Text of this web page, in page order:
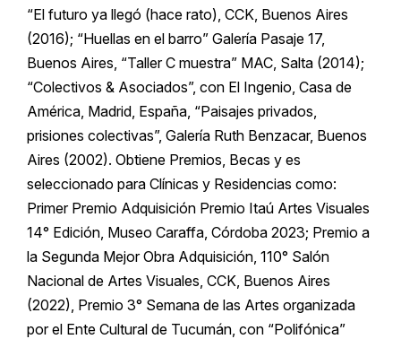
“El futuro ya llegó (hace rato), CCK, Buenos Aires
(2016); “Huellas en el barro” Galería Pasaje 17,
Buenos Aires, “Taller C muestra” MAC, Salta (2014);
“Colectivos & Asociados”, con El Ingenio, Casa de
América, Madrid, España, “Paisajes privados,
prisiones colectivas”, Galería Ruth Benzacar, Buenos
Aires (2002). Obtiene Premios, Becas y es
seleccionado para Clínicas y Residencias como:
Primer Premio Adquisición Premio Itaú Artes Visuales
14° Edición, Museo Caraffa, Córdoba 2023; Premio a
la Segunda Mejor Obra Adquisición, 110° Salón
Nacional de Artes Visuales, CCK, Buenos Aires
(2022), Premio 3° Semana de las Artes organizada
por el Ente Cultural de Tucumán, con “Polifónica”